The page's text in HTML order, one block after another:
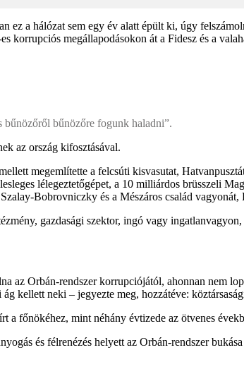
ez a hálózat sem egy év alatt épült ki, úgy
korrupciós megállapodásokon át a Fidesz és a
bűnözőről bűnözőre fogunk haladni”.
az ország kifosztásával.
megemlítette a felcsúti kisvasutat,
lélegeztetőgépet, a 10 milliárdos brüsszeli
Bobrovniczky és a Mészáros család
gazdasági szektor, ingó vagy
az Orbán-rendszer korrupciójától, ahonnan nem
kellett neki – jegyezte meg, hozzátéve:
a főnökéhez, mint néhány évtizede az ötvenes
és félrenézés helyett az Orbán-rendszer